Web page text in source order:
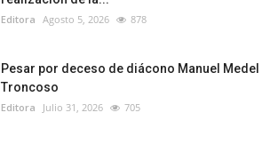
Editora Agosto 5, 2026 878
Pesar por deceso de diácono Manuel Medel
Troncoso
Editora Julio 31, 2026 705